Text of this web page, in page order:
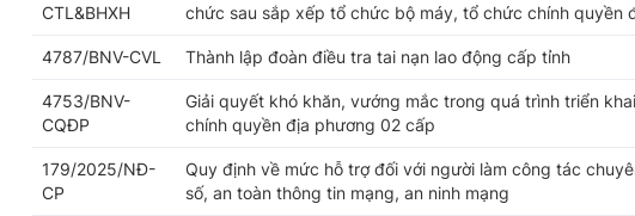
CTL&BHXH
chức sau sắp xếp tổ chức bộ máy, tổ chức chính quyền
4787/BNV-CVL Thành lập đoàn điều tra tai nạn lao động cấp tỉnh
4753/BNV-
CQĐP
Giải quyết khó khăn, vướng mắc trong quá trình triển
chính quyền địa phương 02 cấp
179/2025/NĐ-
CP
Quy định về mức hỗ trợ đối với người làm công tác
số, an toàn thông tin mạng, an ninh mạng